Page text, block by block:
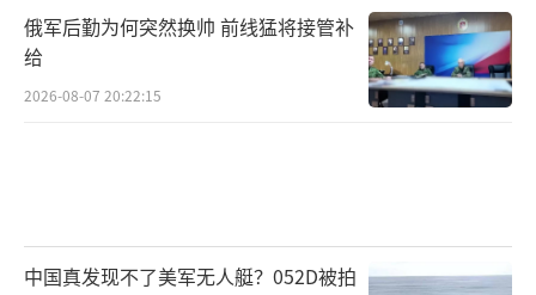
征战役”产生明显影响。
麦奎尔-迪克斯-莱克赫斯特联合基地的电磁
俄军后勤为何突然换帅 前线猛将接管补
给
2026-08-07 20:22:15
中国真发现不了美军无人艇？052D被拍